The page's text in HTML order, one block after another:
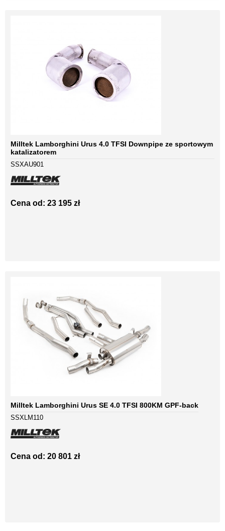
Milltek Lamborghini Urus 4.0 TFSI Downpipe ze sportowym
katalizatorem
SSXAU901
Cena od: 23 195 zł
Milltek Lamborghini Urus SE 4.0 TFSI 800KM GPF-back
SSXLM110
Cena od: 20 801 zł